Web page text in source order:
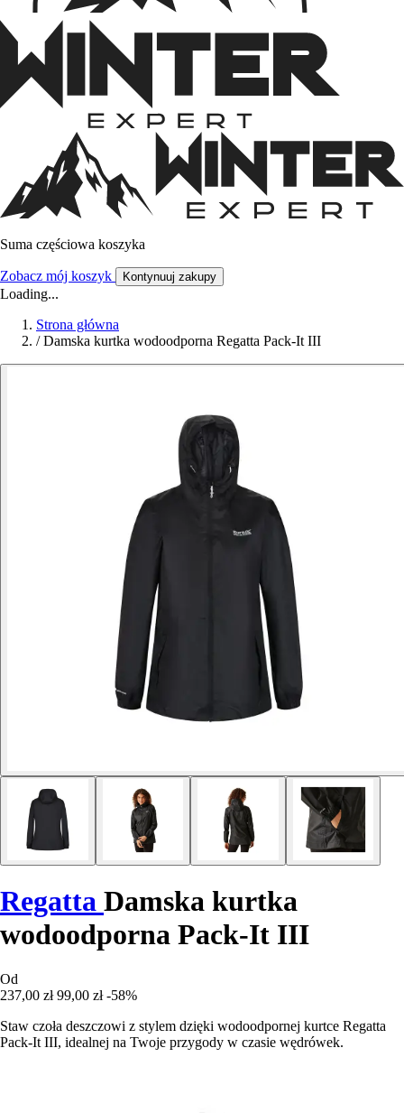
Suma częściowa koszyka
Zobacz mój koszyk Kontynuuj zakupy
Loading...
Strona główna
/ Damska kurtka wodoodporna Regatta Pack-It III
Regatta Damska kurtka
wodoodporna Pack-It III
Od
237,00 zł 99,00 zł -58%
Staw czoła deszczowi z stylem dzięki wodoodpornej kurtce Regatta
Pack-It III, idealnej na Twoje przygody w czasie wędrówek.